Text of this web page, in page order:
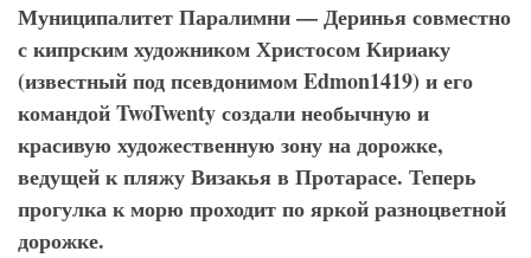
Муниципалитет Паралимни — Деринья совместно
с кипрским художником Христосом Кириаку
(известный под псевдонимом Edmon1419) и его
командой TwoTwentyсоздали необычную и
красивую художественную зону на дорожке,
ведущей к пляжу Визакья в Протарасе. Теперь
прогулка к морю проходит по яркой разноцветной
дорожке.